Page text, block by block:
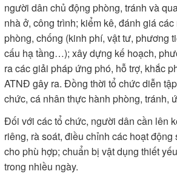
người dân chủ động phòng, tránh và
nhà ở, công trình; kiểm kê, đánh giá
phòng, chống (kinh phí, vật tư, phương
cấu hạ tầng…); xây dựng kế hoạch,
ra các giải pháp ứng phó, hỗ trợ, khắc
ATNĐ gây ra. Đồng thời tổ chức diễn
chức, cá nhân thực hành phòng, tránh,
Đối với các tổ chức, người dân cần lên
riêng, rà soát, điều chỉnh các hoạt
cho phù hợp; chuẩn bị vật dụng thiết
trong nhiều ngày.